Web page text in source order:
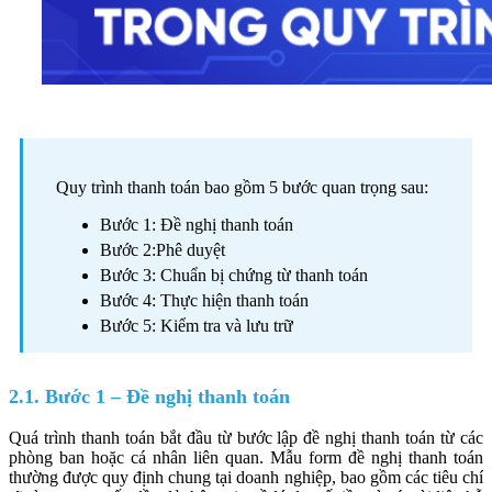
Quy trình thanh toán bao gồm 5 bước quan trọng sau:
Bước 1: Đề nghị thanh toán
Bước 2:Phê duyệt
Bước 3: Chuẩn bị chứng từ thanh toán
Bước 4: Thực hiện thanh toán
Bước 5: Kiểm tra và lưu trữ
2.1. Bước 1 – Đề nghị thanh toán
Quá trình thanh toán bắt đầu từ bước lập đề nghị thanh toán từ các
phòng ban hoặc cá nhân liên quan. Mẫu form đề nghị thanh toán
thường được quy định chung tại doanh nghiệp, bao gồm các tiêu chí